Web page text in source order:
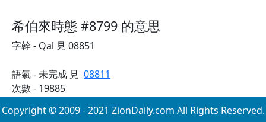
希伯來時態 #8799 的意思
字幹 - Qal 見 08851
語氣 - 未完成 見 08811
次數 - 19885
Copyright © 2009 - 2021 ZionDaily.com All Rights Reserved.